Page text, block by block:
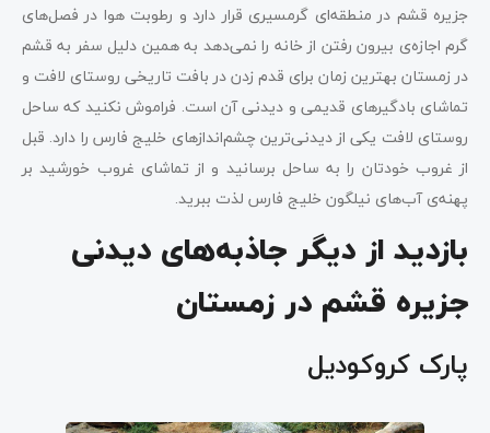
جزیره قشم در منطقه‌ای گرمسیری قرار دارد و رطوبت هوا در فصل‌های
گرم اجازه‌ی بیرون رفتن از خانه را نمی‌دهد به همین دلیل سفر به قشم
در زمستان بهترین زمان برای قدم زدن در بافت تاریخی روستای لافت و
تماشای بادگیرهای قدیمی و دیدنی آن است. فراموش نکنید که ساحل
روستای لافت یکی از دیدنی‌ترین چشم‌اندازهای خلیج فارس را دارد. قبل
از غروب خودتان را به ساحل برسانید و از تماشای غروب خورشید بر
پهنه‌ی آب‌های نیلگون خلیج فارس لذت ببرید.
بازدید از دیگر جاذبه‌های دیدنی
جزیره قشم در زمستان
پارک کروکودیل